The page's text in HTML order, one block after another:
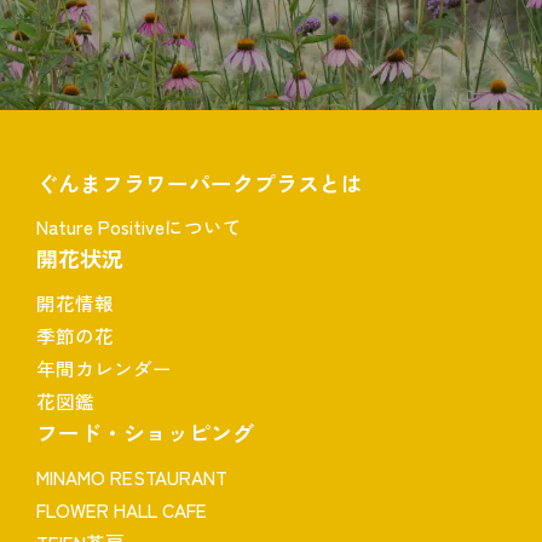
ぐんまフラワーパークプラスとは
Nature Positiveについて
開花状況
開花情報
季節の花
年間カレンダー
花図鑑
フード・ショッピング
MINAMO RESTAURANT
FLOWER HALL CAFE